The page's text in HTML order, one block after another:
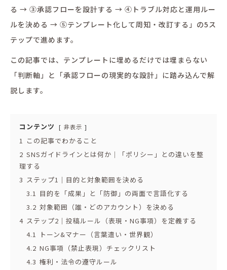
る → ③承認フローを設計する → ④トラブル対応と運用ルー
ルを決める → ⑤テンプレート化して周知・改訂する」の5ス
テップで進めます。
この記事では、テンプレートに埋めるだけでは埋まらない
「判断軸」と「承認フローの現実的な設計」に踏み込んで解
説します。
コンテンツ 非表示
1 この記事でわかること
2 SNSガイドラインとは何か｜「ポリシー」との違いを整
理する
3 ステップ1｜目的と対象範囲を決める
3.1 目的を「成果」と「防御」の両面で言語化する
3.2 対象範囲（誰・どのアカウント）を決める
4 ステップ2｜投稿ルール（表現・NG事項）を定義する
4.1
トーン&マナー（言葉遣い・世界観）
4.2 NG事項（禁止表現）チェックリスト
4.3 権利・法令の遵守ルール